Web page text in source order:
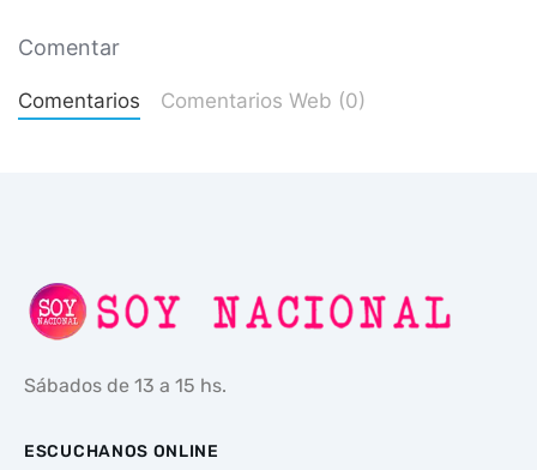
Comentar
Comentarios Comentarios Web (0)
Sábados de 13 a 15 hs.
ESCUCHANOS ONLINE